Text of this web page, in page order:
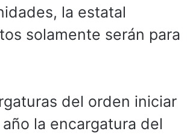
la estatal
solamente serán para
del orden iniciar
la encargatura del